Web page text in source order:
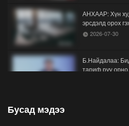
АНХААР: Хүн
эрсдэлд орох
2026-07-30
Б.Найдалаа:
тариф руу
Бусад мэдээ